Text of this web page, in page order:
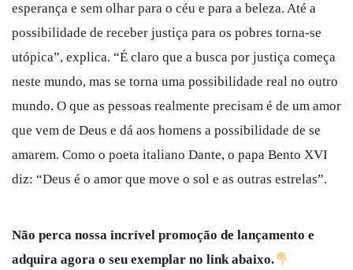
esperança e sem olhar para o céu e para a beleza. Até a
possibilidade de receber justiça para os pobres torna-se
utópica”, explica. “É claro que a busca por justiça começa
neste mundo, mas se torna uma possibilidade real no outro
mundo. O que as pessoas realmente precisam é de um amor
que vem de Deus e dá aos homens a possibilidade de se
amarem. Como o poeta italiano Dante, o papa Bento XVI
diz: “Deus é o amor que move o sol e as outras estrelas”.
Não perca nossa incrível promoção de lançamento e
adquira agora o seu exemplar no link abaixo.